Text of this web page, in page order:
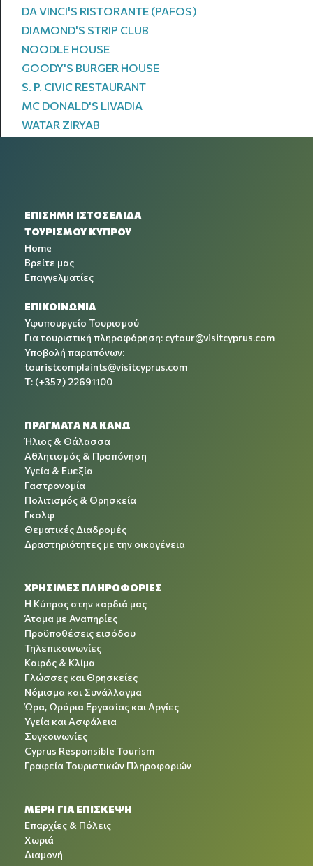
DA VINCI'S RISTORANTE (PAFOS)
DIAMOND'S STRIP CLUB
NOODLE HOUSE
GOODY'S BURGER HOUSE
S. P. CIVIC RESTAURANT
MC DONALD'S LIVADIA
WATAR ZIRYAB
ΕΠΙΣΗΜΗ ΙΣΤΟΣΕΛΙΔΑ
ΤΟΥΡΙΣΜΟΥ ΚΥΠΡΟΥ
Home
Βρείτε μας
Επαγγελματίες
ΕΠΙΚΟΙΝΩΝΙΑ
Υφυπουργείο Τουρισμού
Για τουριστική πληροφόρηση: cytour@visitcyprus.com
Υποβολή παραπόνων:
touristcomplaints@visitcyprus.com
T: (+357) 22691100
ΠΡΑΓΜΑΤΑ ΝΑ ΚΑΝΩ
Ήλιος & Θάλασσα
Αθλητισμός & Προπόνηση
Υγεία & Ευεξία
Γαστρονομία
Πολιτισμός & Θρησκεία
Γκολφ
Θεματικές Διαδρομές
Δραστηριότητες με την οικογένεια
ΧΡΉΣΙΜΕΣ ΠΛΗΡΟΦΟΡΊΕΣ
Η Κύπρος στην καρδιά μας
Άτομα με Αναπηρίες
Προϋποθέσεις εισόδου
Τηλεπικοινωνίες
Καιρός & Κλίμα
Γλώσσες και Θρησκείες
Νόμισμα και Συνάλλαγμα
Ώρα, Ωράρια Εργασίας και Αργίες
Υγεία και Ασφάλεια
Συγκοινωνίες
Cyprus Responsible Tourism
Γραφεία Τουριστικών Πληροφοριών
ΜΕΡΗ ΓΙΑ ΕΠΙΣΚΕΨΗ
Επαρχίες & Πόλεις
Χωριά
Διαμονή